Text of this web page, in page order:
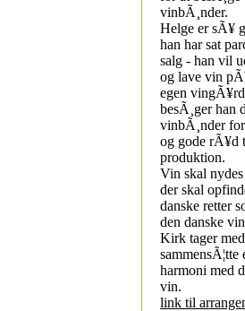
vinbÃ¸nder.
Helge er sÃ¥
han har sat
salg - han vil
og lave vin
egen
besÃ¸ger han
vinbÃ¸nder
og gode rÃ¥d
produktion.
Vin skal
der skal
danske retter
den danske
Kirk tager
sammensÃ¦tte
harmoni med
vin.
link til